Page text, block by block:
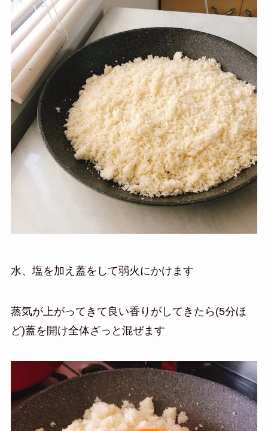
水、塩を加え蓋をして弱火にかけます
蒸気が上がってきて良い香りがしてきたら(5分ほ
ど)蓋を開け全体ざっと混ぜます